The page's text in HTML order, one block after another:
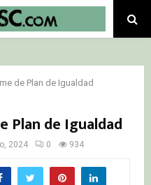
de Plan de Igualdad
Plan de Igualdad
2024 0 934